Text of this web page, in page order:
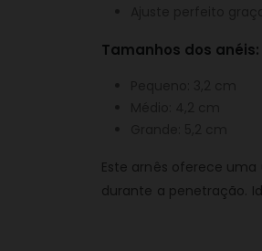
Tamanhos dos anéis:
Este arnês oferece
durante a penetração.